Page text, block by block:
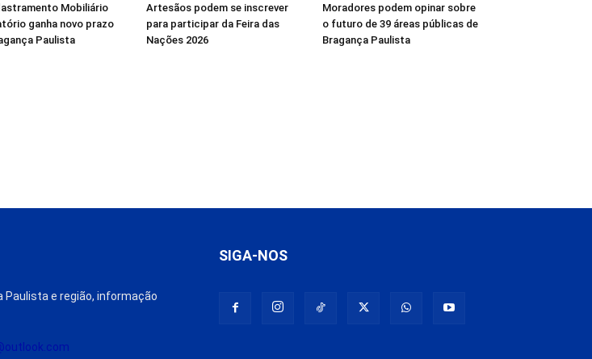
Mobiliário
ganha novo prazo
Paulista
Artesãos podem se inscrever
para participar da Feira das
Nações 2026
Moradores podem opinar sobre
o futuro de 39 áreas públicas de
Bragança Paulista
Paulista e região, informação
SIGA-NOS